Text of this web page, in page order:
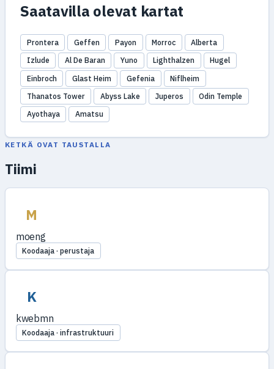
Saatavilla olevat kartat
Prontera Geffen Payon Morroc
Alberta
Izlude
Al De Baran Yuno Lighthalzen
Hugel
Einbroch
Glast Heim Gefenia
Niflheim
Thanatos Tower
Abyss Lake Juperos
Odin Temple
Ayothaya
Amatsu
KETKÄ OVAT TAUSTALLA
Tiimi
M
moeng
Koodaaja · perustaja
K
kwebmn
Koodaaja · infrastruktuuri